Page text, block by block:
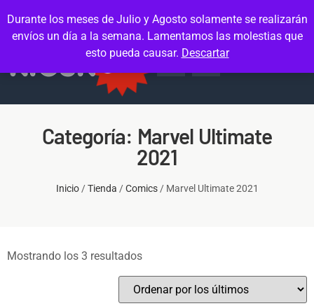
Durante los meses de Julio y Agosto solamente se realizarán
envíos un día a la semana. Lamentamos las molestias que
esto pueda causar. Descartar
Categoría: Marvel Ultimate
2021
Inicio/Tienda /Comics/ Marvel Ultimate 2021
Mostrando los 3 resultados